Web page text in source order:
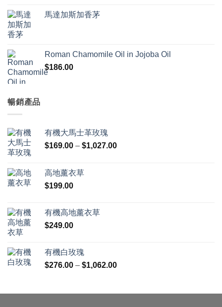
馬達加斯加香茅
Roman Chamomile Oil in Jojoba Oil
$186.00
暢銷產品
有機大馬士革玫瑰
$169.00 – $1,027.00價
高地薰衣草
$199.00
有機高地薰衣草
$249.00
有機白玫瑰
$276.00 – $1,062.00價
圍：